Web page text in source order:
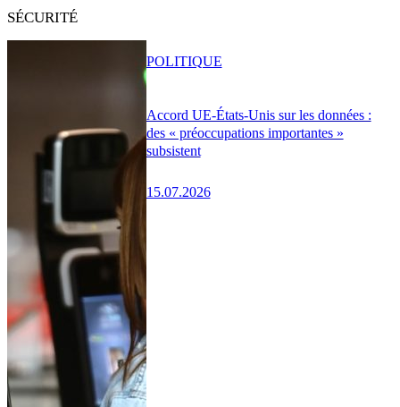
SÉCURITÉ
Accord UE-États-Unis sur les données :
des « préoccupations importantes »
subsistent
15.07.2026
POLITIQUE